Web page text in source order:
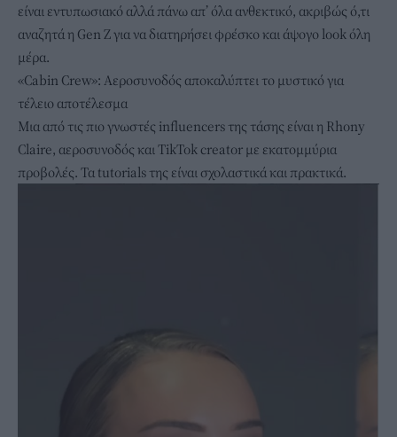
είναι εντυπωσιακό αλλά πάνω απ’ όλα ανθεκτικό, ακριβώς ό,τι
αναζητά η Gen Z για να διατηρήσει φρέσκο και άψογο look όλη
μέρα.
«Cabin Crew»: Αεροσυνοδός αποκαλύπτει το μυστικό για
τέλειο αποτέλεσμα
Μια από τις πιο γνωστές influencers της τάσης είναι η Rhony
Claire, αεροσυνοδός και TikTok creator με εκατομμύρια
προβολές. Τα tutorials της είναι σχολαστικά και πρακτικά.